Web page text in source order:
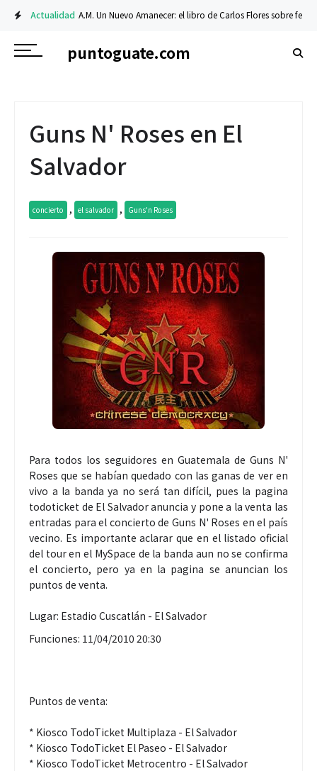
Actualidad A.M. Un Nuevo Amanecer: el libro de Carlos Flores sobre fe y
puntoguate.com
Guns N' Roses en El
Salvador
concierto , el salvador , Guns'n Roses
Para todos los seguidores en Guatemala de Guns N'
Roses que se habían quedado con las ganas de ver en
vivo a la banda ya no será tan difícil, pues la pagina
todoticket de El Salvador anuncia y pone a la venta las
entradas para el concierto de Guns N' Roses en el país
vecino. Es importante aclarar que en el listado oficial
del tour en el MySpace de la banda aun no se confirma
el concierto, pero ya en la pagina se anuncian los
puntos de venta.
Lugar: Estadio Cuscatlán - El Salvador
Funciones: 11/04/2010 20:30
Puntos de venta:
* Kiosco TodoTicket Multiplaza - El Salvador
* Kiosco TodoTicket El Paseo - El Salvador
* Kiosco TodoTicket Metrocentro - El Salvador